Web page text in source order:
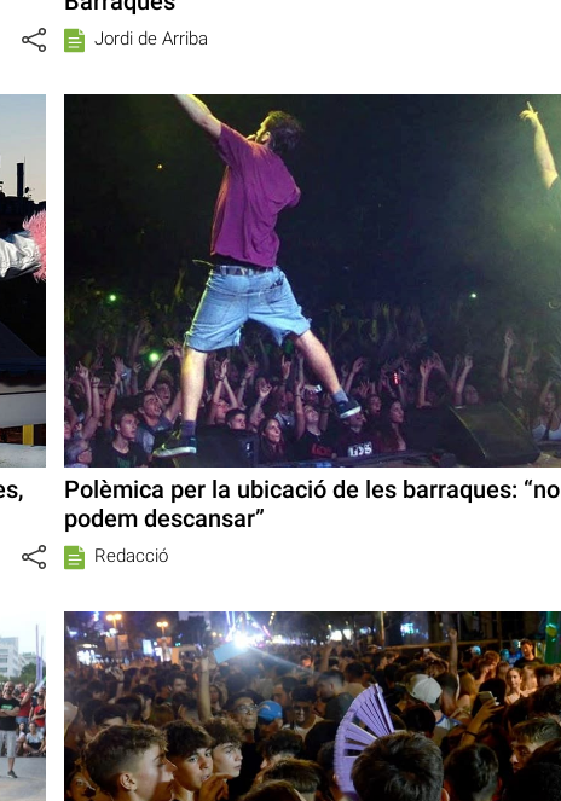
Jordi de Arriba
Polèmica per la ubicació de les barraques: “no
podem descansar”
Redacció